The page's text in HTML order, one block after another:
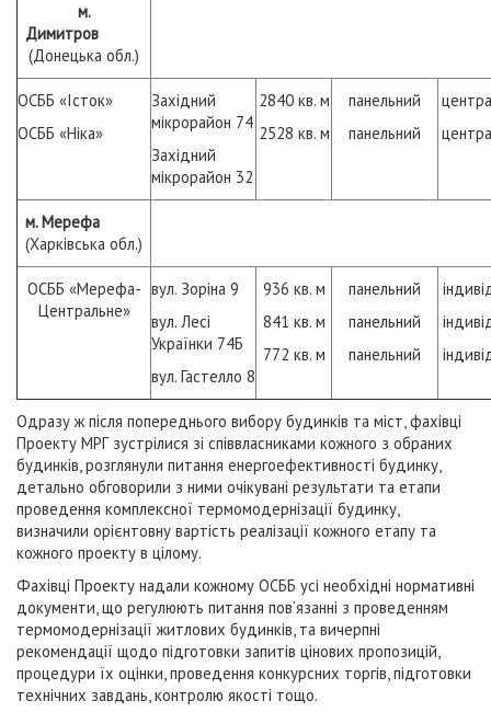
м.
Димитров
(Донецька обл.)
ОСББ «Істок»
ОСББ «Ніка»
Західний
мікрорайон 74
Західний
мікрорайон 32
2840 кв. м
2528 кв. м
панельний
панельний
м. Мерефа
(Харківська обл.)
ОСББ «Мерефа-
Центральне»
вул. Зоріна 9
вул. Лесі
Українки 74Б
вул. Гастелло 8
936 кв. м
841 кв. м
772 кв. м
панельний
панельний
панельний
Одразу ж після попереднього вибору будинків та міст, фахівці
Проекту МРГ зустрілися зі співвласниками кожного з обраних
будинків, розглянули питання енергоефективності будинку,
детально обговорили з ними очікувані результати та етапи
проведення комплексної термомодернізації будинку,
визначили орієнтовну вартість реалізації кожного етапу та
кожного проекту в цілому.
Фахівці Проекту надали кожному ОСББ усі необхідні нормативні
документи, що регулюють питання пов’язанні з проведенням
термомодернізації житлових будинків, та вичерпні
рекомендації щодо підготовки запитів цінових пропозицій,
процедури їх оцінки, проведення конкурсних торгів, підготовки
технічних завдань, контролю якості тощо.